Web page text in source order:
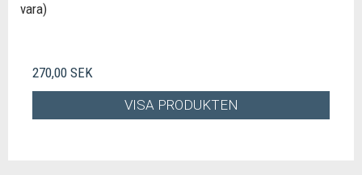
vara)
270,00 SEK
VISA PRODUKTEN